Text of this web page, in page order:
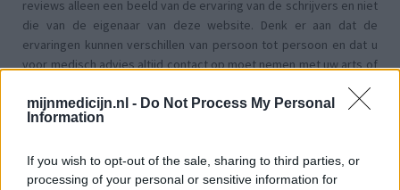
mijnmedicijn.nl - Do Not Process My Personal
Information
If you wish to opt-out of the sale, sharing to third parties, or
processing of your personal or sensitive information for
reviews alleen een beeld van de ervaring van de schrijvers en niet
die van de eigenaar van deze website. Denk er aan dat de
ervaringen kunnen verschillen van persoon tot persoon en dat u
voor medisch advies altijd contact op moet nemen met uw arts of